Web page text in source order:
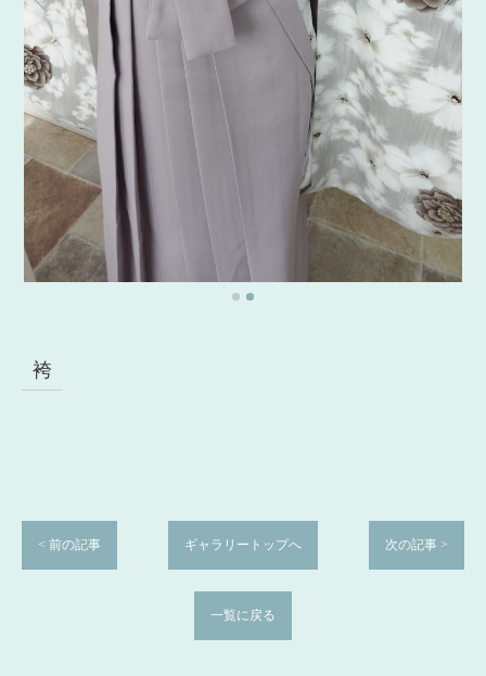
袴
< 前の記事 ギャラリートップへ 次の記事 >
一覧に戻る